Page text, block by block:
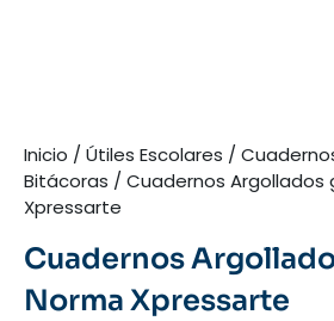
Inicio / Útiles Escolares /
Bitácoras / Cuadernos Argollados
Xpressarte
Cuadernos
Norma Xpressarte